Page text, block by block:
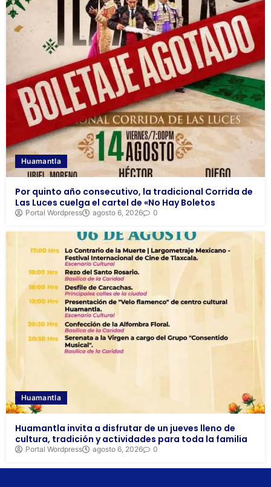
Huamantla
Por quinto año consecutivo, la tradicional Corrida de
Las Luces cuelga el cartel de «No Hay Boletos
Portal Wordpress agosto 6, 2026 0
Huamantla
Huamantla invita a disfrutar de un jueves lleno de
cultura, tradición y actividades para toda la familia
Portal Wordpress agosto 6, 2026 0